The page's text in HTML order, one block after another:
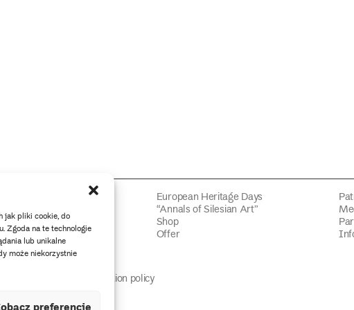
jak pliki cookie, do
Zgoda na te technologie
lub unikalne
może niekorzystnie
preferencje
European Heritage Days
“Annals of Silesian Art”
Shop
Offer
Data protection policy